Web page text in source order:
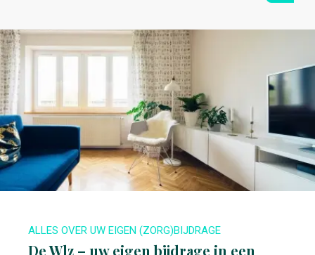
ALLES OVER UW EIGEN (ZORG)BIJDRAGE
De Wlz – uw eigen bijdrage in een